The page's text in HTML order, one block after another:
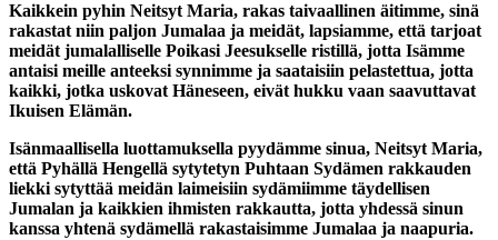
Kaikkein pyhin Neitsyt Maria, rakas taivaallinen äitimme, sinä
rakastat niin paljon Jumalaa ja meidät, lapsiamme, että tarjoat
meidät jumalalliselle Poikasi Jeesukselle ristillä, jotta Isämme
antaisi meille anteeksi synnimme ja saataisiin pelastettua, jotta
kaikki, jotka uskovat Häneseen, eivät hukku vaan saavuttavat
Ikuisen Elämän.
Isänmaallisella luottamuksella pyydämme sinua, Neitsyt Maria,
että Pyhällä Hengellä sytytetyn Puhtaan Sydämen rakkauden
liekki sytyttää meidän laimeisiin sydämiimme täydellisen
Jumalan ja kaikkien ihmisten rakkautta, jotta yhdessä sinun
kanssa yhtenä sydämellä rakastaisimme Jumalaa ja naapuria.